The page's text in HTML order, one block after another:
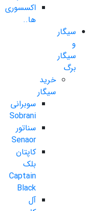
اکسسوری
ها..
سیگار
و
سیگار
برگ
خرید
سیگار
سوبرانی
Sobrani
سناتور
Senaor
کاپتان
بلک
Captain
Black
آل